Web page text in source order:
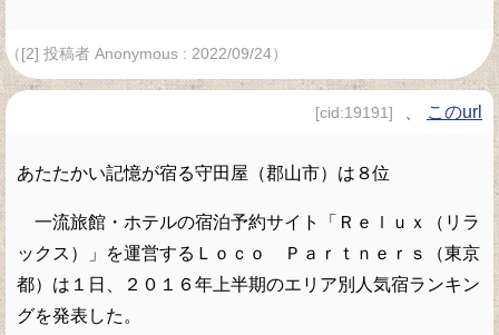
（[2] 投稿者 Anonymous : 2022/09/24）
[cid:19191] このurl
あたたかい記憶が宿る守田屋（郡山市）は８位
一流旅館・ホテルの宿泊予約サイト「Ｒｅｌｕｘ（リラ
ックス）」を運営するＬｏｃｏ Ｐａｒｔｎｅｒｓ（東京
都）は１日、２０１６年上半期のエリア別人気宿ランキン
グを発表した。